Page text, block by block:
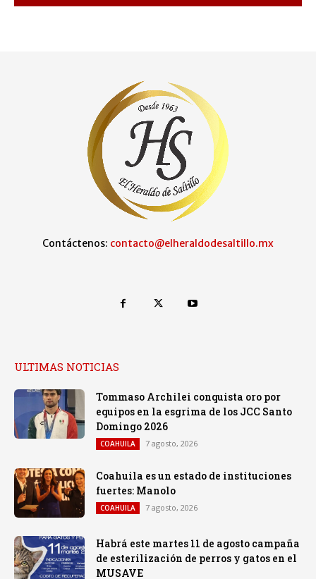
Contáctenos: contacto@elheraldodesaltillo.mx
ULTIMAS NOTICIAS
Tommaso Archilei conquista oro por
equipos en la esgrima de los JCC Santo
Domingo 2026
COAHUILA 7 agosto, 2026
Coahuila es un estado de instituciones
fuertes: Manolo
COAHUILA 7 agosto, 2026
Habrá este martes 11 de agosto campaña
de esterilización de perros y gatos en el
MUSAVE